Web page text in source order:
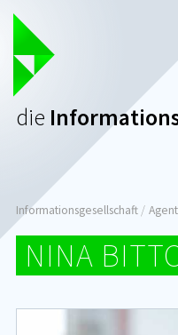
Zum
Inhalt
die
Seitenpfad:
Informationsgesellschaft
NINA